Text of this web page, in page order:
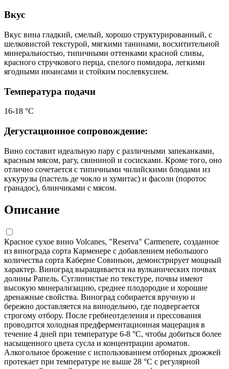
Вкус
Вкус вина гладкий, смелый, хорошо структурированный, с
шелковистой текстурой, мягкими танинами, восхитительной
минеральностью, типичными оттенками красной сливы,
красного стручкового перца, спелого помидора, легкими
ягодными нюансами и стойким послевкусием.
Температура подачи
16-18 °С
Дегустационное сопровождение:
Вино составит идеальную пару с различными запеканками,
красным мясом, рагу, свининой и сосисками. Кроме того, оно
отлично сочетается с типичными чилийскими блюдами из
кукурузы (пастель де чокло и хумитас) и фасоли (поротос
гранадос), блинчиками с мясом.
Описание
Красное сухое вино Volcanes, "Reserva" Carmenere, созданное
из винограда сорта Карменере с добавлением небольшого
количества сорта Каберне Совиньон, демонстрирует мощный
характер. Виноград выращивается на вулканических почвах
долины Рапель. Суглинистые по текстуре, почвы имеют
высокую минерализацию, среднее плодородие и хорошие
дренажные свойства. Виноград собирается вручную и
бережно доставляется на винодельню, где подвергается
строгому отбору. После гребнеотделения и прессования
проводится холодная предферментационная мацерация в
течение 4 дней при температуре 6-8 °C, чтобы добиться более
насыщенного цвета сусла и концентрации ароматов.
Алкогольное брожение с использованием отборных дрожжей
протекает при температуре не выше 28 °C с регулярной